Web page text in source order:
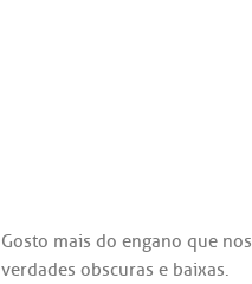
Gosto mais do engano que nos
verdades obscuras e baixas.